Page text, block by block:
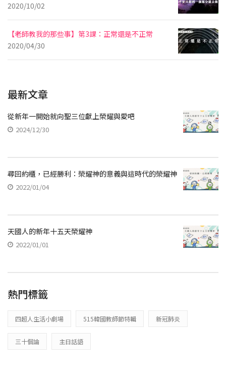
2020/10/02
【老師教我的那些事】第3課：正常還是不正常
2020/04/30
最新文章
從新年一開始就向聖三位獻上榮耀與愛吧
2024/12/30
尋回約櫃，已經勝利：榮耀神的意義與這時代的榮耀神
2022/01/04
天國人的新年十五天榮耀神
2022/01/01
熱門標籤
四超人生活小劇場 515韓國教師節特輯 新冠肺炎
三十個論 主日話語